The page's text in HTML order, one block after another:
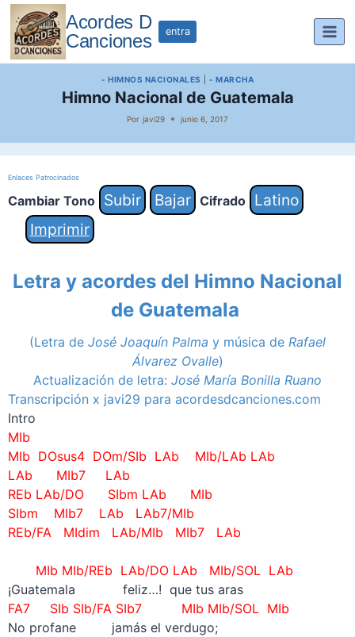
Saltar
contenido
Acordes D
Canciones
entra
- HIMNOS NACIONALES - MARCHA
Himno Nacional de Guatemala
Por javi29 junio 6, 2017
Enlaces Patrocinados
Cambiar Tono Subir Bajar Cifrado
Latino
Imprimir
Letra y acordes del Himno Nacional
de Guatemala
(Letra de José Joaquín Palma y música de Rafael
Álvarez Ovalle)
Actualización de letra: José María Bonilla Ruano
Transcripción x javi29 para acordesdcanciones.com
Intro
MIb
MIb DOsus4 DOm/SIb LAb MIb/LAb LAb
LAb MIb7 LAb
REb LAb/DO SIbm LAb MIb
SIbm MIb7 LAb LAb7/MIb
REb/FA MIdim LAb/MIb MIb7 LAb
MIb MIb/REb LAb/DO LAb MIb/SOL LAb
¡Guatemala feliz…! que tus aras
FA7 SIb SIb/FA SIb7 MIb MIb/SOL MIb
No profane jamás el verdugo;